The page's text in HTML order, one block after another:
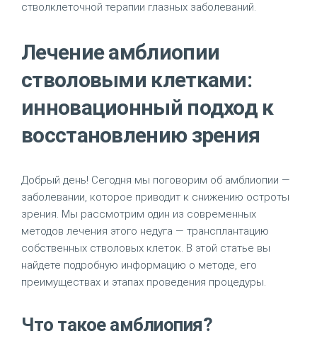
стволклеточной терапии глазных заболеваний.
Лечение амблиопии
стволовыми клетками:
инновационный подход к
восстановлению зрения
Добрый день! Сегодня мы поговорим об амблиопии —
заболевании, которое приводит к снижению остроты
зрения. Мы рассмотрим один из современных
методов лечения этого недуга — трансплантацию
собственных стволовых клеток. В этой статье вы
найдете подробную информацию о методе, его
преимуществах и этапах проведения процедуры.
Что такое амблиопия?